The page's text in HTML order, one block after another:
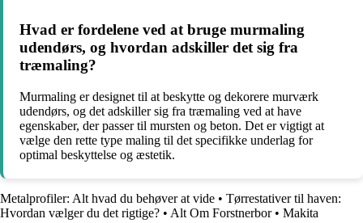
Hvad er fordelene ved at bruge murmaling
udendørs, og hvordan adskiller det sig fra
træmaling?
Murmaling er designet til at beskytte og dekorere murværk
udendørs, og det adskiller sig fra træmaling ved at have
egenskaber, der passer til mursten og beton. Det er vigtigt at
vælge den rette type maling til det specifikke underlag for
optimal beskyttelse og æstetik.
Metalprofiler: Alt hvad du behøver at vide • Tørrestativer til haven:
Hvordan vælger du det rigtige? • Alt Om Forstnerbor• Makita